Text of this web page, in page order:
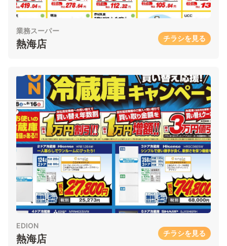
業務スーパー
熱海店 チラシを見る
EDION
熱海店 チラシを見る